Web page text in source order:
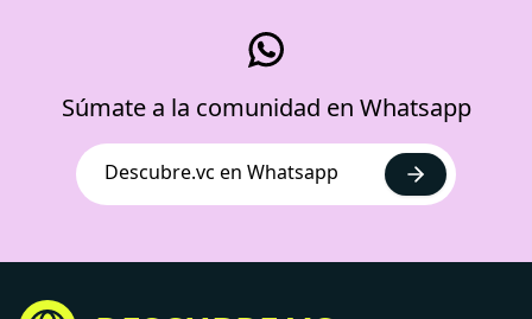
Súmate a la comunidad en Whatsapp
Descubre.vc en Whatsapp